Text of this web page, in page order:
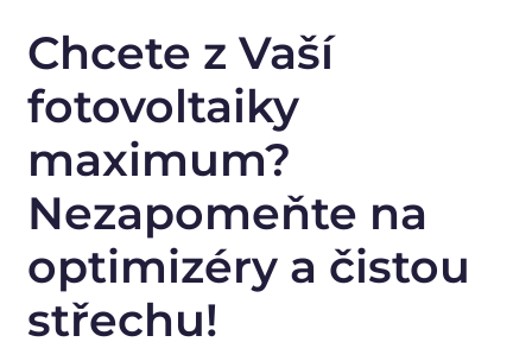
Chcete z Vaší
fotovoltaiky
maximum?
Nezapomeňte na
optimizéry a čistou
střechu!